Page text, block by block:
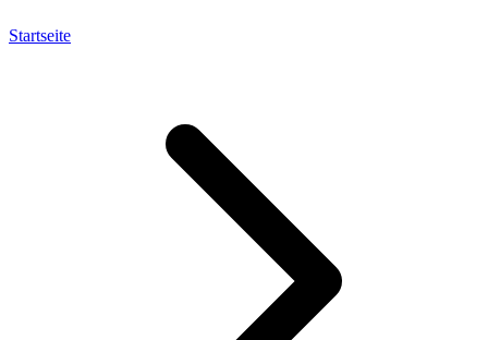
Startseite